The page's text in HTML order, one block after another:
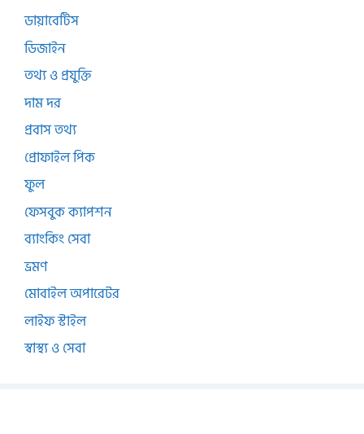
ডায়াবেটিস
ডিজাইন
তথ্য ও প্রযুক্তি
দাম দর
প্রবাস তথ্য
প্রোফাইল পিক
ফুল
ফেসবুক ক্যাপশন
ব্যাংকিং সেবা
ভ্রমণ
মোবাইল অপারেটর
লাইফ স্টাইল
স্বাস্থ্য ও সেবা